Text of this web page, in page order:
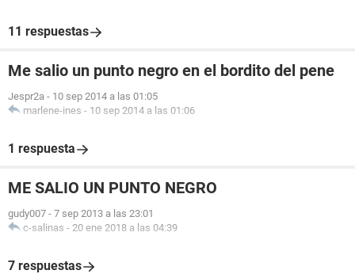
11 respuestas
Me salio un punto negro en el bordito del pene
Jespr2a - 10 sep 2014 a las 01:05
marlene-ines - 10 sep 2014 a las 01:06
1 respuesta
ME SALIO UN PUNTO NEGRO
gudy007 - 7 sep 2013 a las 23:01
c-salinas - 20 ene 2018 a las 04:39
7 respuestas